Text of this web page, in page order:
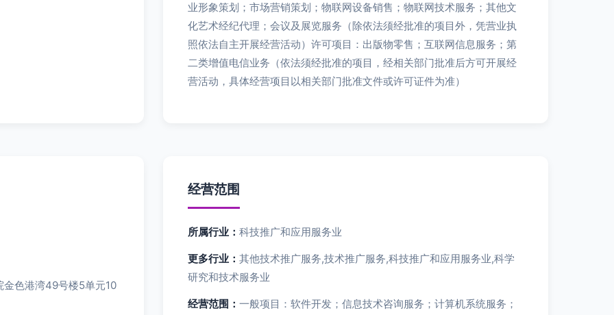
业形象策划；市场营销策划；物联网设备销售；物联网技术服务；其他文
化艺术经纪代理；会议及展览服务（除依法须经批准的项目外，凭营业执
照依法自主开展经营活动）许可项目：出版物零售；互联网信息服务；第
二类增值电信业务（依法须经批准的项目，经相关部门批准后方可开展经
营活动，具体经营项目以相关部门批准文件或许可证件为准）
金色港湾49号楼5单元10
经营范围
所属行业： 科技推广和应用服务业
更多行业： 其他技术推广服务,技术推广服务,科技推广和应用服务业,科学
研究和技术服务业
经营范围： 一般项目：软件开发；信息技术咨询服务；计算机系统服务；